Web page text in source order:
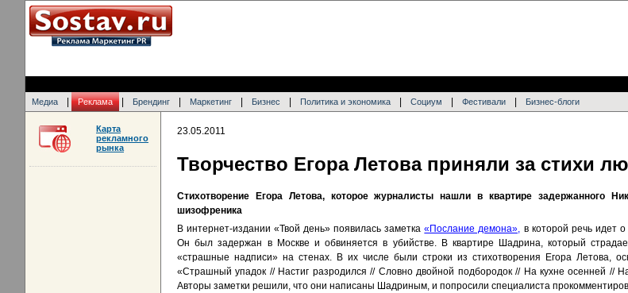
Медиа Реклама Брендинг Маркетинг Бизнес Политика и экономика Социум Фестивали Бизнес-блоги
23.05.2011
Творчество Егора Летова приняли за стихи
Стихотворение Егора Летова, которое журналисты нашли в квартире задержанного
шизофреника
В интернет-издании «Твой день» появилась заметка«Послание демона», в которой речь идет
Он был задержан в Москве и обвиняется в убийстве. В квартире Шадрина, который
«страшные надписи» на стенах. В их числе были строки из стихотворения Егора Летова,
«Страшный упадок // Настиг разродился // Словно двойной подбородок // На кухне осенней //
Авторы заметки решили, что они написаны Шадриным, и попросили специалиста
Карта
рекламного
рынка